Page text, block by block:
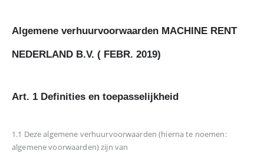
Algemene verhuurvoorwaarden MACHINE RENT
NEDERLAND B.V. ( FEBR. 2019)
Art. 1 Definities en toepasselijkheid
1.1 Deze algemene verhuurvoorwaarden (hierna te noemen:
algemene voorwaarden) zijn van